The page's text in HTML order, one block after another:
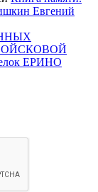
Евгений
ЕРИНО